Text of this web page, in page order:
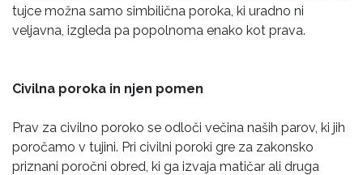
tujce možna samo simbilična poroka, ki uradno ni
veljavna, izgleda pa popolnoma enako kot prava.
Civilna poroka in njen pomen
Prav za civilno poroko se odloči večina naših parov, ki jih
poročamo v tujini. Pri civilni poroki gre za zakonsko
priznani poročni obred, ki ga izvaja matičar ali druga